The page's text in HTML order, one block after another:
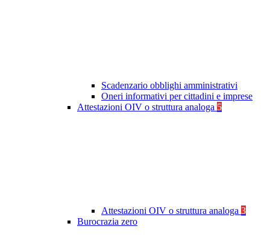
Scadenzario obblighi amministrativi
Oneri informativi per cittadini e imprese
Attestazioni OIV o struttura analoga 5
Attestazioni OIV o struttura analoga 3
Burocrazia zero